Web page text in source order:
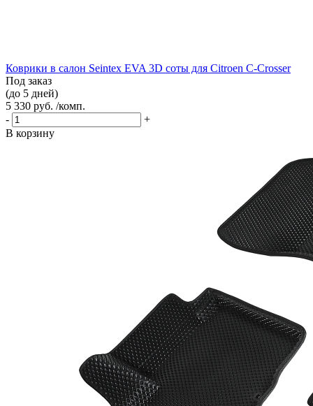
Коврики в салон Seintex EVA 3D соты для Citroen C-Crosser
Под заказ
(до 5 дней)
5 330 руб. /комп.
-
+
В корзину